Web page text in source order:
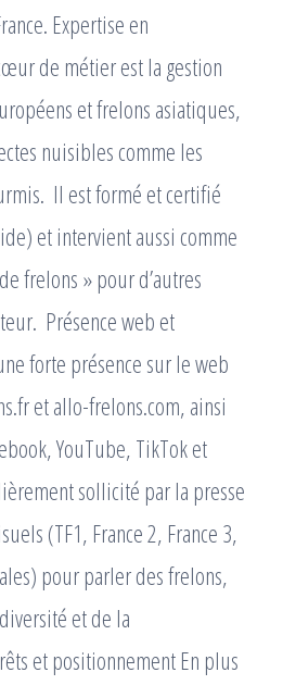
Expertise en
de métier est la gestion
et frelons asiatiques,
nuisibles comme les
Il est formé et certifié
et intervient aussi comme
frelons » pour d’autres
Présence web et
forte présence sur le web
et allo-frelons.com, ainsi
YouTube, TikTok et
sollicité par la presse
(TF1, France 2, France 3,
pour parler des frelons,
et de la
et positionnement En plus